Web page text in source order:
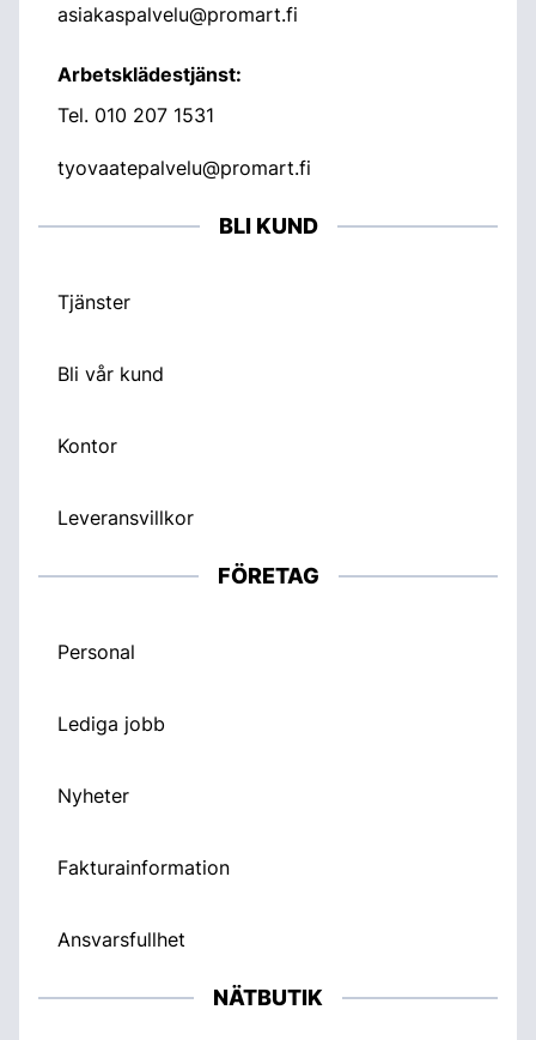
asiakaspalvelu@promart.fi
Arbetsklädestjänst:
Tel. 010 207 1531
tyovaatepalvelu@promart.fi
BLI KUND
Tjänster
Bli vår kund
Kontor
Leveransvillkor
FÖRETAG
Personal
Lediga jobb
Nyheter
Fakturainformation
Ansvarsfullhet
NÄTBUTIK